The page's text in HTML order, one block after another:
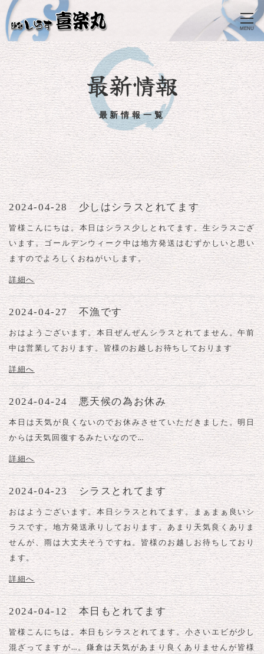
MENU
最新情報
最新情報一覧
2024-04-28 少しはシラスとれてます
皆様こんにちは。本日はシラス少しとれてます。生シラスござ
います。ゴールデンウィーク中は地方発送はむずかしいと思い
ますのでよろしくおねがいします。
詳細へ
2024-04-27 不漁です
おはようございます。本日ぜんぜんシラスとれてません。午前
中は営業しております。皆様のお越しお待ちしております
詳細へ
2024-04-24 悪天候の為お休み
本日は天気が良くないのでお休みさせていただきました。明日
からは天気回復するみたいなので…
詳細へ
2024-04-23 シラスとれてます
おはようございます。本日シラスとれてます。まぁまぁ良いシ
ラスです。地方発送承りしております。あまり天気良くありま
せんが、雨は大丈夫そうですね。皆様のお越しお待ちしており
ます。
詳細へ
2024-04-12 本日もとれてます
皆様こんにちは。本日もシラスとれてます。小さいエビが少し
混ざってますが…。鎌倉は天気があまり良くありませんが皆様